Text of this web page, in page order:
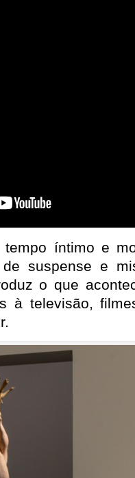
íntimo e
de suspense e
o que
à televisão,